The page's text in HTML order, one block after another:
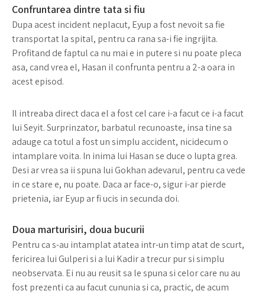
Confruntarea dintre tata si fiu
Dupa acest incident neplacut, Eyup a fost nevoit sa fie
transportat la spital, pentru ca rana sa-i fie ingrijita.
Profitand de faptul ca nu mai e in putere si nu poate pleca
asa, cand vrea el, Hasan il confrunta pentru a 2-a oara in
acest episod.
Il intreaba direct daca el a fost cel care i-a facut ce i-a facut
lui Seyit. Surprinzator, barbatul recunoaste, insa tine sa
adauge ca totul a fost un simplu accident, nicidecum o
intamplare voita. In inima lui Hasan se duce o lupta grea.
Desi ar vrea sa ii spuna lui Gokhan adevarul, pentru ca vede
in ce stare e, nu poate. Daca ar face-o, sigur i-ar pierde
prietenia, iar Eyup ar fi ucis in secunda doi.
Doua marturisiri, doua bucurii
Pentru ca s-au intamplat atatea intr-un timp atat de scurt,
fericirea lui Gulperi si a lui Kadir a trecur pur si simplu
neobservata. Ei nu au reusit sa le spuna si celor care nu au
fost prezenti ca au facut cununia si ca, practic, de acum